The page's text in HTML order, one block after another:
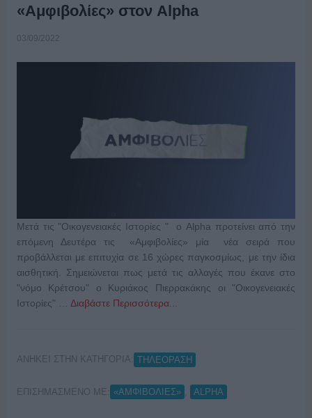
«Αμφιβολίες» στον Alpha
03/09/2022
Μετά τις "Οικογενειακές Ιστορίες " ο Alpha προτείνει από την
επόμενη Δευτέρα τις «Αμφιβολίες» μία νέα σειρά που
προβάλλεται με επιτυχία σε 16 χώρες παγκοσμίως, με την ίδια
αισθητική. Σημειώνεται πως μετά τις αλλαγές που έκανε στο
"νόμο Κρέτσου" ο Κυριάκος Πιερρακάκης οι "Οικογενειακές
Ιστορίες" … Διαβάστε Περισσότερα...
ΑΝΗΚΕΙ ΣΤΗΝ ΚΑΤΗΓΟΡΙΑ: ΤΗΛΕΟΡΑΣΗ
ΕΠΙΣΗΜΑΣΜΕΝΟ ΜΕ: «ΑΜΦΙΒΟΛΙΕΣ» ALPHA